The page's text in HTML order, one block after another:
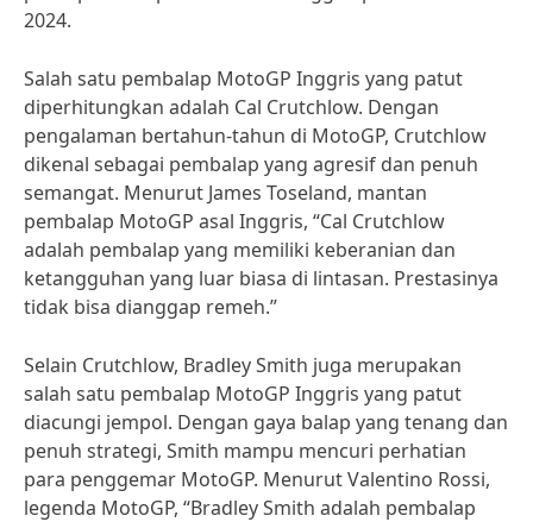
2024.
Salah satu pembalap MotoGP Inggris yang patut
diperhitungkan adalah Cal Crutchlow. Dengan
pengalaman bertahun-tahun di MotoGP, Crutchlow
dikenal sebagai pembalap yang agresif dan penuh
semangat. Menurut James Toseland, mantan
pembalap MotoGP asal Inggris, “Cal Crutchlow
adalah pembalap yang memiliki keberanian dan
ketangguhan yang luar biasa di lintasan. Prestasinya
tidak bisa dianggap remeh.”
Selain Crutchlow, Bradley Smith juga merupakan
salah satu pembalap MotoGP Inggris yang patut
diacungi jempol. Dengan gaya balap yang tenang dan
penuh strategi, Smith mampu mencuri perhatian
para penggemar MotoGP. Menurut Valentino Rossi,
legenda MotoGP, “Bradley Smith adalah pembalap